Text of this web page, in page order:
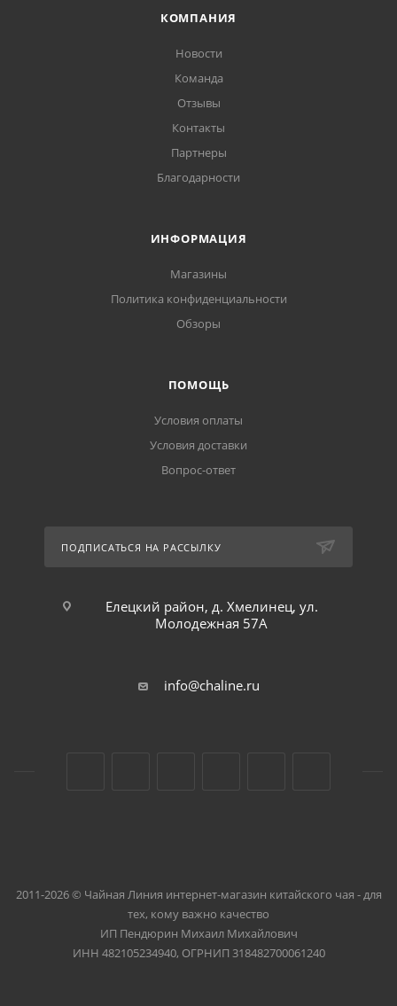
КОМПАНИЯ
Новости
Команда
Отзывы
Контакты
Партнеры
Благодарности
ИНФОРМАЦИЯ
Магазины
Политика конфиденциальности
Обзоры
ПОМОЩЬ
Условия оплаты
Условия доставки
Вопрос-ответ
ПОДПИСАТЬСЯ НА РАССЫЛКУ
Елецкий район, д. Хмелинец, ул.
Молодежная 57А
info@chaline.ru
2011-2026 © Чайная Линия интернет-магазин китайского чая - для
тех, кому важно качество
ИП Пендюрин Михаил Михайлович
ИНН 482105234940, ОГРНИП 318482700061240